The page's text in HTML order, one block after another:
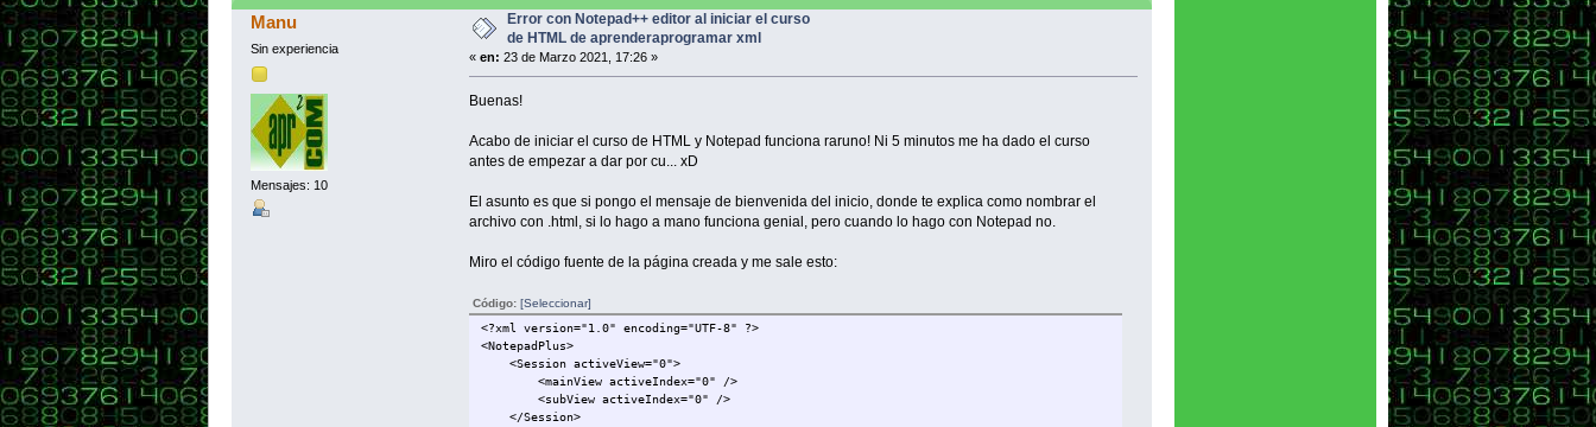
aprenderaprogramar xml (Leído 4800 veces)
Manu
Sin experiencia
Mensajes: 10
Error con Notepad++ editor al iniciar el curso
de HTML de aprenderaprogramar xml
« en: 23 de Marzo 2021, 17:26 »
Buenas!
Acabo de iniciar el curso de HTML y Notepad funciona raruno! Ni 5 minutos me ha dado el curso
antes de empezar a dar por cu... xD
El asunto es que si pongo el mensaje de bienvenida del inicio, donde te explica como nombrar el
archivo con .html, si lo hago a mano funciona genial, pero cuando lo hago con Notepad no.
Miro el código fuente de la página creada y me sale esto:
Código: [Seleccionar]
<?xml version="1.0" encoding="UTF-8" ?>
<NotepadPlus>
<Session activeView="0">
<mainView activeIndex="0" />
<subView activeIndex="0" />
</Session>